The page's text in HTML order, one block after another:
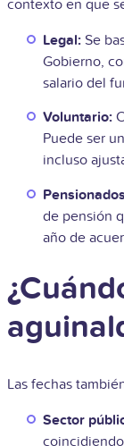
contexto en que
Legal: Se
Gobierno,
salario del
Voluntario:
Puede ser
incluso
de pensión
año de
Las fechas
Sector